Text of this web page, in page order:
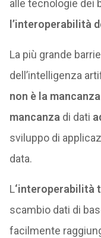
alle tecnologie dei
l’interoperabilità
La più grande
dell’intelligenza
non è la
mancanza di dati
sviluppo di
data.
L‘interoperabilità
scambio dati di
facilmente